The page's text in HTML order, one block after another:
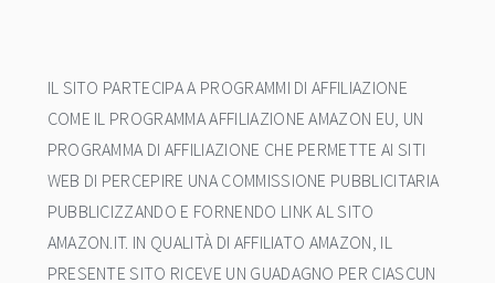
IL SITO PARTECIPA A PROGRAMMI DI AFFILIAZIONE
COME IL PROGRAMMA AFFILIAZIONE AMAZON EU, UN
PROGRAMMA DI AFFILIAZIONE CHE PERMETTE AI SITI
WEB DI PERCEPIRE UNA COMMISSIONE PUBBLICITARIA
PUBBLICIZZANDO E FORNENDO LINK AL SITO
AMAZON.IT. IN QUALITÀ DI AFFILIATO AMAZON, IL
PRESENTE SITO RICEVE UN GUADAGNO PER CIASCUN